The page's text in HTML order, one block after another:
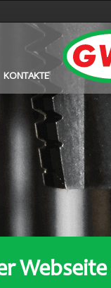
KONTAKTE